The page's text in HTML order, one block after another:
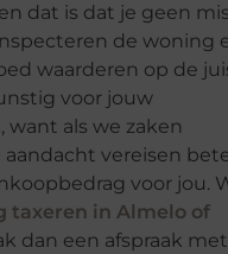
dat is dat je geen
de woning
waarderen op de
voor jouw
want als we zaken
vereisen
voor jou.
taxeren in Almelo of
dan een afspraak